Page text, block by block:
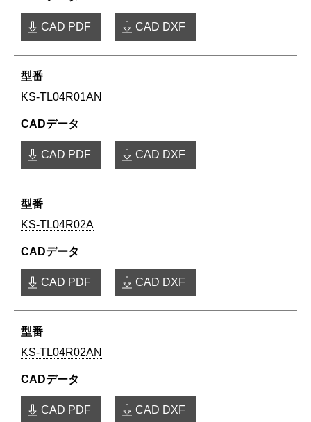
CAD PDF CAD DXF
KS-TL04R01AN
CAD PDF CAD DXF
KS-TL04R02A
CAD PDF CAD DXF
KS-TL04R02AN
CAD PDF CAD DXF